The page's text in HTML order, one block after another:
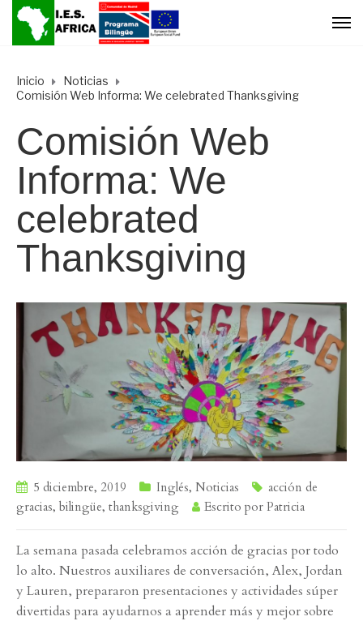
Inicio
Noticias
Comisión Web Informa: We celebrated Thanksgiving
Comisión Web
Informa: We
celebrated
Thanksgiving
5 diciembre, 2019 Inglés, Noticias
acción de
gracias, bilingüe, thanksgiving Escrito por Patricia
La semana pasada celebramos acción de gracias por todo
lo alto. Nuestros auxiliares de conversación, Alex, Jordan
y Lauren, prepararon presentaciones y actividades súper
divertidas para ayudarnos a aprender más y mejor sobre